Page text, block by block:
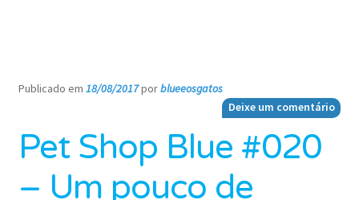
Publicado em 18/08/2017porblueeosgatos
Deixe um comentário
Pet Shop Blue #020
– Um pouco de